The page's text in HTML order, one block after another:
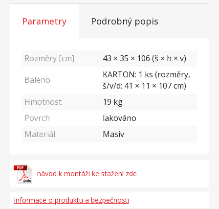
Parametry Podrobný popis
Rozměry [cm]
43 × 35 × 106 (š × h × v)
Baleno
KARTON: 1 ks (rozměry,
š/v/d: 41 × 11 × 107 cm)
Hmotnost
19 kg
Povrch
lakováno
Materiál
Masiv
návod k montáži ke stažení zde
Informace o produktu a bezpečnosti